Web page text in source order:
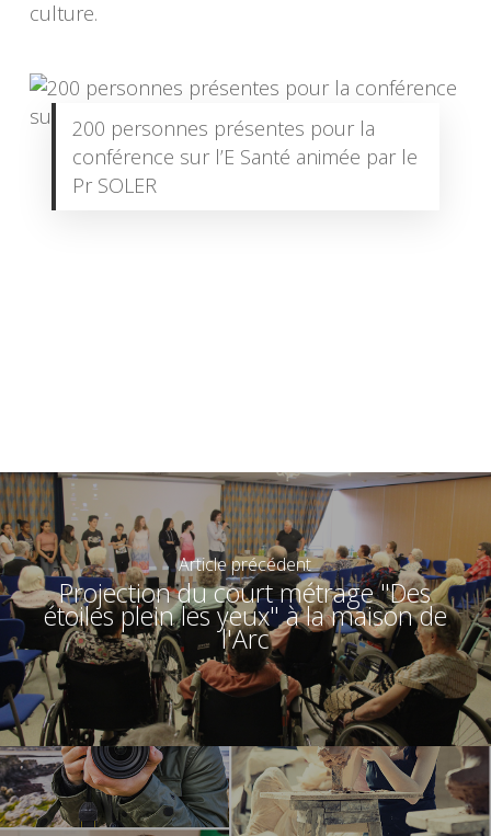
culture.
200 personnes présentes pour la
conférence sur l’E Santé animée par le
Pr SOLER
Article précédent
Projection du court métrage "Des
étoiles plein les yeux" à la maison de
l'Arc